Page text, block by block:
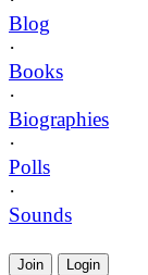
Blog
·
Books
·
Biographies
·
Polls
·
Sounds
Join Login